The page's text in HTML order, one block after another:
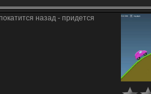
назад - придется